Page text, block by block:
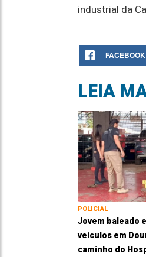
industrial da
FACEBOOK
LEIA
POLICIAL
Jovem baleado
veículos em
caminho do